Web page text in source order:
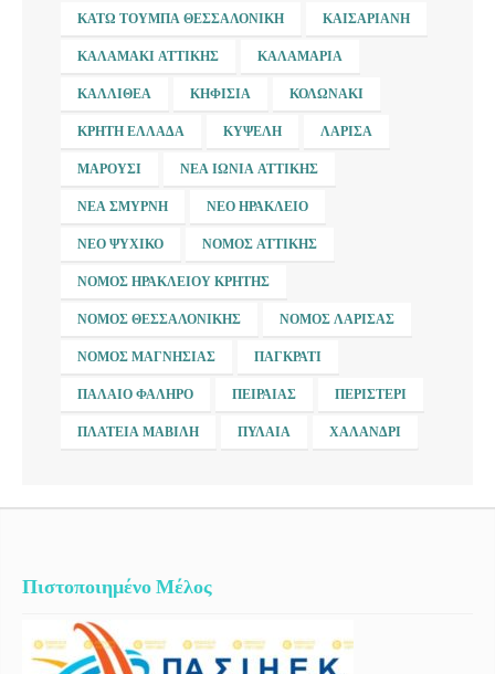
ΚΆΤΩ ΤΟΎΜΠΑ ΘΕΣΣΑΛΟΝΊΚΗ ΚΑΙΣΑΡΙΑΝΉ
ΚΑΛΑΜΆΚΙ ΑΤΤΙΚΉΣ ΚΑΛΑΜΑΡΙΆ
ΚΑΛΛΙΘΈΑ ΚΗΦΙΣΙΆ ΚΟΛΩΝΆΚΙ
ΚΡΉΤΗ ΕΛΛΆΔΑ ΚΥΨΈΛΗ ΛΆΡΙΣΑ
ΜΑΡΟΎΣΙ ΝΈΑ ΙΩΝΊΑ ΑΤΤΙΚΉΣ
ΝΈΑ ΣΜΎΡΝΗ ΝΈΟ ΗΡΆΚΛΕΙΟ
ΝΈΟ ΨΥΧΙΚΌ ΝΟΜΌΣ ΑΤΤΙΚΉΣ
ΝΟΜΌΣ ΗΡΑΚΛΕΊΟΥ ΚΡΉΤΗΣ
ΝΟΜΌΣ ΘΕΣΣΑΛΟΝΊΚΗΣ ΝΟΜΌΣ ΛΆΡΙΣΑΣ
ΝΟΜΌΣ ΜΑΓΝΗΣΊΑΣ ΠΑΓΚΡΆΤΙ
ΠΑΛΑΙΌ ΦΆΛΗΡΟ ΠΕΙΡΑΙΆΣ ΠΕΡΙΣΤΈΡΙ
ΠΛΑΤΕΊΑ ΜΑΒΊΛΗ ΠΥΛΑΊΑ ΧΑΛΆΝΔΡΙ
Πιστοποιημένο Μέλος